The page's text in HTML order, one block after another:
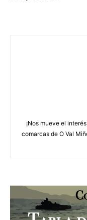
¡Nos mueve el
comarcas de O Val